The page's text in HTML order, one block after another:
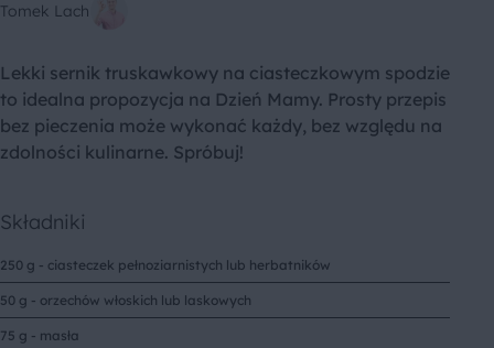
Tomek Lach
Lekki sernik truskawkowy na ciasteczkowym spodzie
to idealna propozycja na Dzień Mamy. Prosty przepis
bez pieczenia może wykonać każdy, bez względu na
zdolności kulinarne. Spróbuj!
Składniki
250 g - ciasteczek pełnoziarnistych lub herbatników
50 g - orzechów włoskich lub laskowych
75 g - masła